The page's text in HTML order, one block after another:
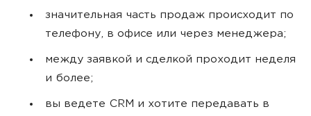
значительная часть продаж происходит по
телефону, в офисе или через менеджера;
между заявкой и сделкой проходит неделя
и более;
вы ведете CRM и хотите передавать в